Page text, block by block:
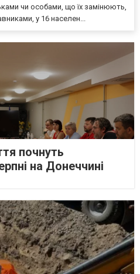
чи особами, що їх замінюють,
у 16 населен...
почнуть
на Донеччині